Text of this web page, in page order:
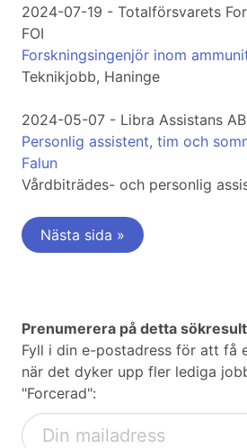
2024-07-19 - Totalförsvarets
FOI
Forskningsingenjör inom
Teknikjobb, Haninge
2024-05-07 - Libra Assistans AB
Personlig assistent, tim och
Falun
Vårdbiträdes- och personlig
Nästa sida »
Prenumerera på detta
Fyll i din e-postadress för att få
när det dyker upp fler lediga
"Forcerad":